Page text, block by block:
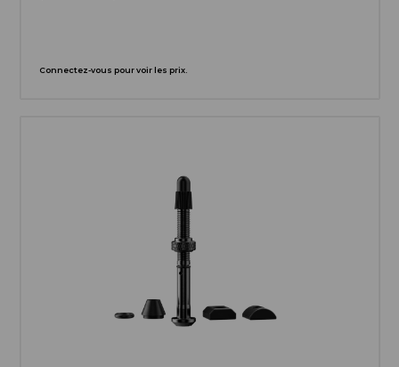
Connectez-vous pour voir les prix.